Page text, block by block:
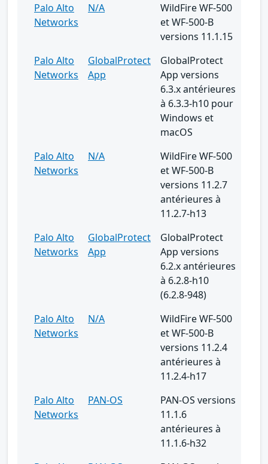
Palo Alto
Networks
N/A
WildFire WF-500
et WF-500-B
versions 11.1.15
Palo Alto
Networks
GlobalProtect
App
GlobalProtect
App versions
6.3.x antérieures
à 6.3.3-h10 pour
Windows et
macOS
Palo Alto
Networks
N/A
WildFire WF-500
et WF-500-B
versions 11.2.7
antérieures à
11.2.7-h13
Palo Alto
Networks
GlobalProtect
App
GlobalProtect
App versions
6.2.x antérieures
à 6.2.8-h10
(6.2.8-948)
Palo Alto
Networks
N/A
WildFire WF-500
et WF-500-B
versions 11.2.4
antérieures à
11.2.4-h17
Palo Alto
Networks
PAN-OS
PAN-OS versions
11.1.6
antérieures à
11.1.6-h32